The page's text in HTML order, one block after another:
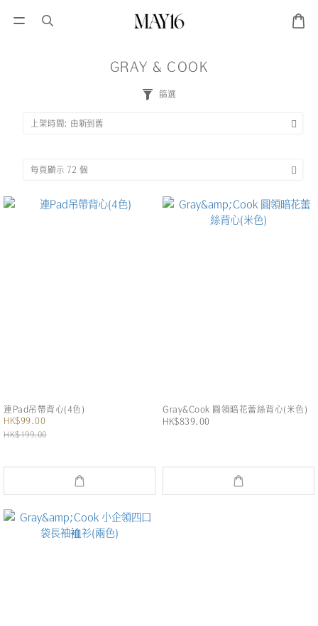
GRAY & COOK
篩選
連Pad吊帶背心(4色)
HK$99.00
HK$199.00
Gray&Cook 圓領暗花蕾絲背心(米色)
HK$839.00